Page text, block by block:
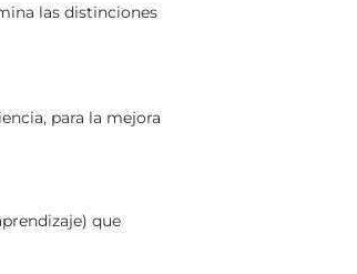
las distinciones
para la mejora
que